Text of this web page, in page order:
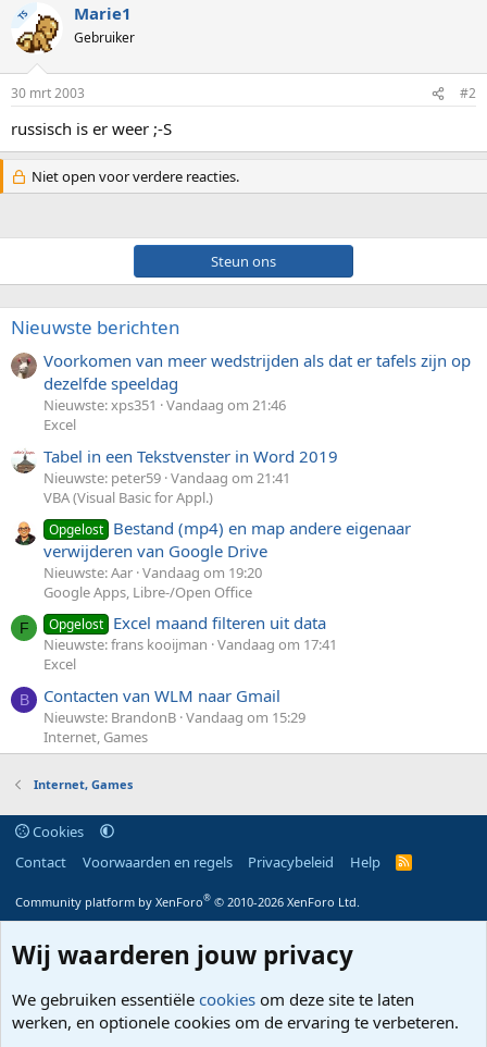
TS Marie1
Gebruiker
30 mrt 2003 #2
russisch is er weer ;-S
Niet open voor verdere reacties.
Steun ons
Nieuwste berichten
Voorkomen van meer wedstrijden als dat er tafels zijn op
dezelfde speeldag
Nieuwste: xps351
Vandaag om 21:46
Excel
Tabel in een Tekstvenster in Word 2019
Nieuwste: peter59 Vandaag om 21:41
VBA (Visual Basic for Appl.)
Opgelost Bestand (mp4) en map andere eigenaar
verwijderen van Google Drive
Nieuwste: Aar Vandaag om 19:20
Google Apps, Libre-/Open Office
F Opgelost Excel maand filteren uit data
Nieuwste: frans kooijman Vandaag om 17:41
Excel
B Contacten van WLM naar Gmail
Nieuwste: BrandonB Vandaag om 15:29
Internet, Games
Internet, Games
Cookies
Contact
Voorwaarden en regels Privacybeleid Help
R
S
Community platform by XenForo® © 2010-2026 XenForo Ltd.
Wij waarderen jouw privacy
We gebruiken essentiële cookies om deze site te laten
werken, en optionele cookies om de ervaring te verbeteren.